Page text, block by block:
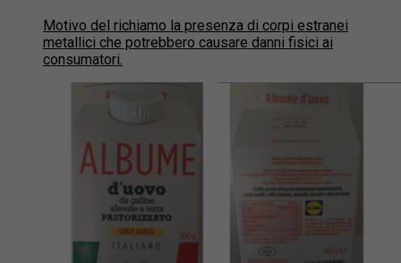
Motivo del richiamo la presenza di corpi estranei
metallici che potrebbero causare danni fisici ai
consumatori.